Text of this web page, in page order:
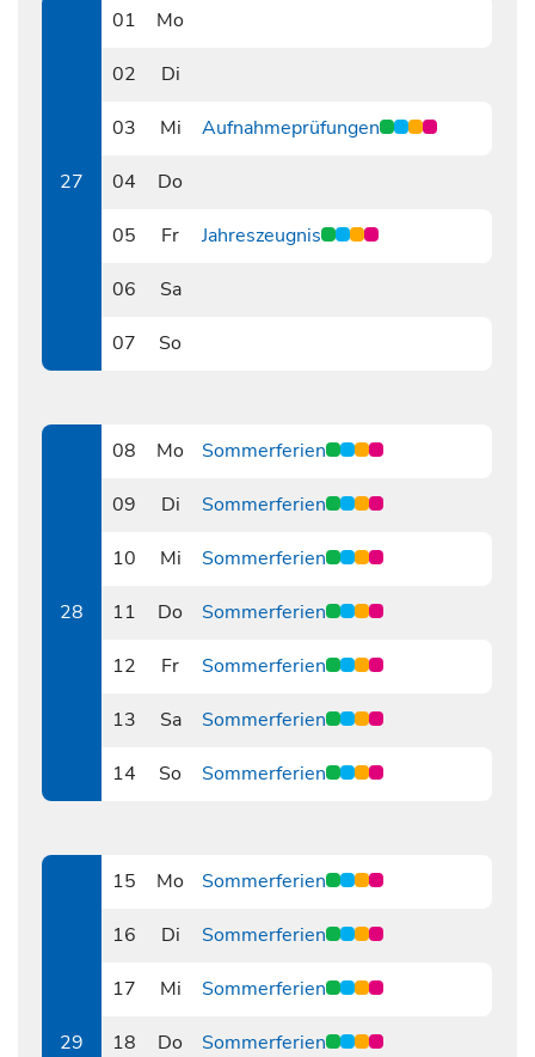
27
01
Mo
02
Di
03
Mi Aufnahmeprüfungen
04
Do
05
Fr Jahreszeugnis
06
Sa
07
So
28
08
Mo Sommerferien
09
Di Sommerferien
10
Mi Sommerferien
11
Do Sommerferien
12
Fr Sommerferien
13
Sa Sommerferien
14
So Sommerferien
29
15
Mo Sommerferien
16
Di Sommerferien
17
Mi Sommerferien
18
Do Sommerferien